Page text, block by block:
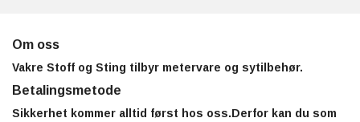
Om oss
Vakre Stoff og Sting tilbyr metervare og sytilbehør.
Betalingsmetode
Sikkerhet kommer alltid først hos oss.Derfor kan du som